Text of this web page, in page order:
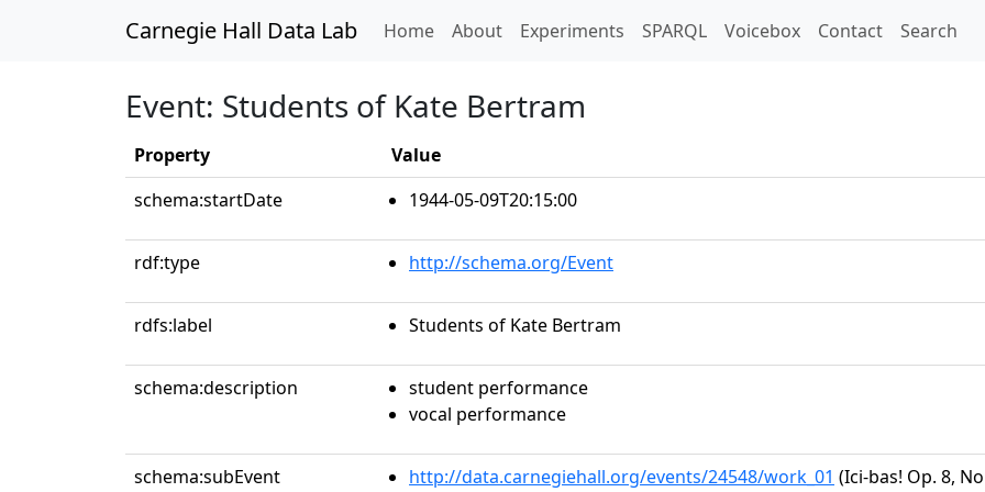
Carnegie Hall Data Lab Home(current)
About Experiments SPARQL Voicebox Contact Search
Event: Students of Kate Bertram
Property
Value
schema:startDate
1944-05-09T20:15:00
rdf:type http://schema.org/Event
rdfs:label Students of Kate Bertram
schema:description
student performance
vocal performance
schema:subEvent http://data.carnegiehall.org/events/24548/work_01 (Ici-bas! Op. 8,